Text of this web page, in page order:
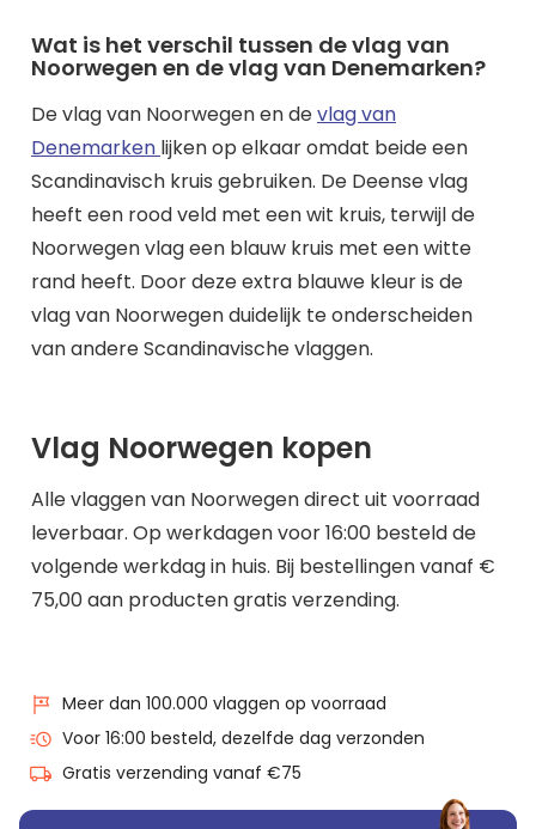
Wat is het verschil tussen de vlag van
Noorwegen en de vlag van Denemarken?
De vlag van Noorwegen en devlag van
Denemarken lijken op elkaar omdat beide een
Scandinavisch kruis gebruiken. De Deense vlag
heeft een rood veld met een wit kruis, terwijl de
Noorwegen vlag een blauw kruis met een witte
rand heeft. Door deze extra blauwe kleur is de
vlag van Noorwegen duidelijk te onderscheiden
van andere Scandinavische vlaggen.
Vlag Noorwegen kopen
Alle vlaggen van Noorwegen direct uit voorraad
leverbaar. Op werkdagen voor 16:00 besteld de
volgende werkdag in huis. Bij bestellingen vanaf €
75,00 aan producten gratis verzending.
Meer dan 100.000 vlaggen op voorraad
Voor 16:00 besteld, dezelfde dag verzonden
Gratis verzending vanaf €75